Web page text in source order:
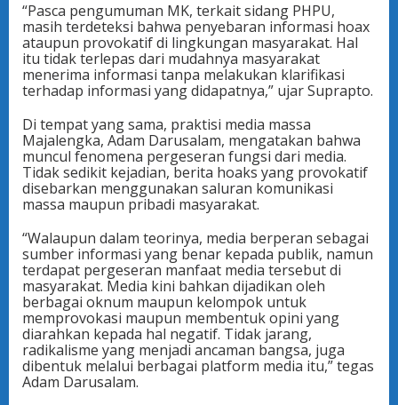
“Pasca pengumuman MK, terkait sidang PHPU,
masih terdeteksi bahwa penyebaran informasi hoax
ataupun provokatif di lingkungan masyarakat. Hal
itu tidak terlepas dari mudahnya masyarakat
menerima informasi tanpa melakukan klarifikasi
terhadap informasi yang didapatnya,” ujar Suprapto.
Di tempat yang sama, praktisi media massa
Majalengka, Adam Darusalam, mengatakan bahwa
muncul fenomena pergeseran fungsi dari media.
Tidak sedikit kejadian, berita hoaks yang provokatif
disebarkan menggunakan saluran komunikasi
massa maupun pribadi masyarakat.
“Walaupun dalam teorinya, media berperan sebagai
sumber informasi yang benar kepada publik, namun
terdapat pergeseran manfaat media tersebut di
masyarakat. Media kini bahkan dijadikan oleh
berbagai oknum maupun kelompok untuk
memprovokasi maupun membentuk opini yang
diarahkan kepada hal negatif. Tidak jarang,
radikalisme yang menjadi ancaman bangsa, juga
dibentuk melalui berbagai platform media itu,” tegas
Adam Darusalam.